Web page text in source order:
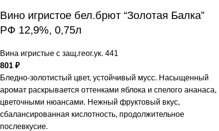
Вино игристое бел.брют “Золотая Балка”
РФ 12,9%, 0,75л
Вина игристые с защ.геог.ук. 441
801 ₽
Бледно-золотистый цвет, устойчивый мусс. Насыщенный
аромат раскрывается оттенками яблока и спелого ананаса,
цветочными нюансами. Нежный фруктовый вкус,
сбалансированная кислотность, продолжительное
послевкусие.